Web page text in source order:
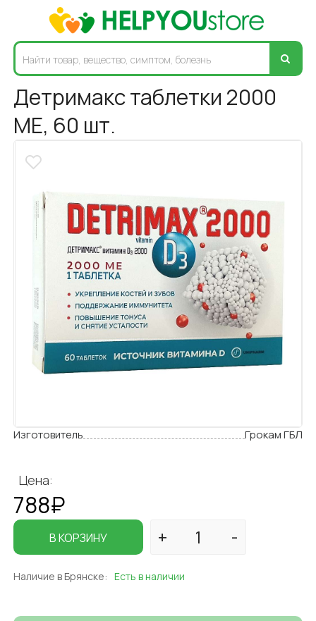
Детримакс таблетки 2000
МЕ, 60 шт.
Изготовитель Грокам ГБЛ
Цена:
788₽
В КОРЗИНУ
Наличие в Брянске: Есть в наличии